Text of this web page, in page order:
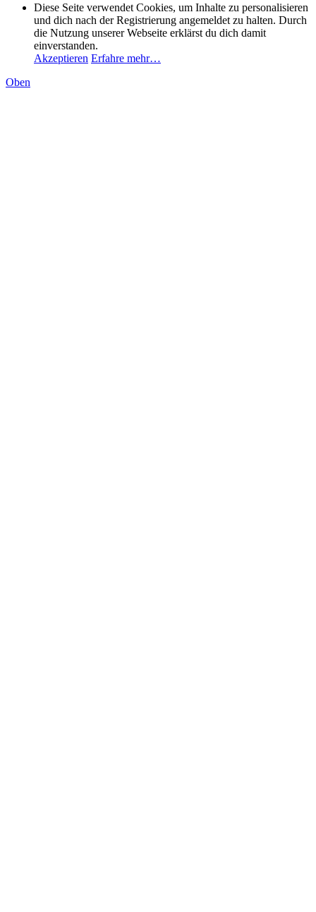
Diese Seite verwendet Cookies, um Inhalte zu personalisieren
und dich nach der Registrierung angemeldet zu halten. Durch
die Nutzung unserer Webseite erklärst du dich damit
einverstanden.
Akzeptieren Erfahre mehr…
Oben